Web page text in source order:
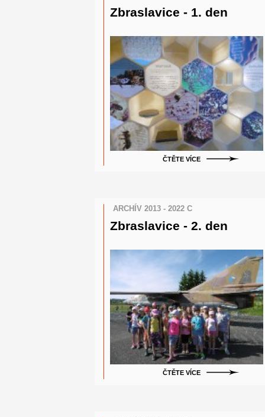
Zbraslavice - 1. den
ČTĚTE VÍCE
ARCHÍV 2013 - 2022 C
Zbraslavice - 2. den
ČTĚTE VÍCE